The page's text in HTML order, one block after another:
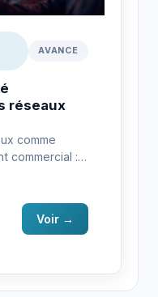
AVANCE
réseaux
comme
commercial :
Voir →